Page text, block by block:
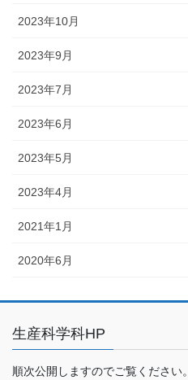
2023年10月
2023年9月
2023年7月
2023年6月
2023年5月
2023年4月
2021年1月
2020年6月
生産科学科HP
順次公開しますのでご覧ください。